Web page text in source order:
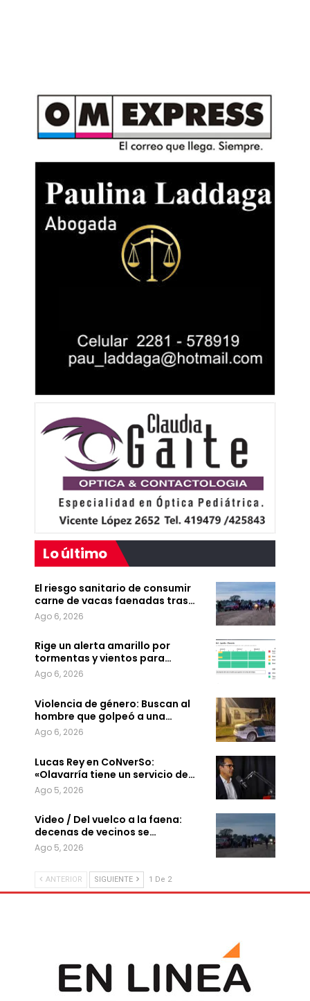
Lo último
El riesgo sanitario de consumir
carne de vacas faenadas tras…
Ago 6, 2026
Rige un alerta amarillo por
tormentas y vientos para…
Ago 6, 2026
Violencia de género: Buscan al
hombre que golpeó a una…
Ago 6, 2026
Lucas Rey en CoNverSo:
«Olavarría tiene un servicio de…
Ago 5, 2026
Video / Del vuelco a la faena:
decenas de vecinos se…
Ago 5, 2026
ANTERIOR SIGUIENTE 1 De 2